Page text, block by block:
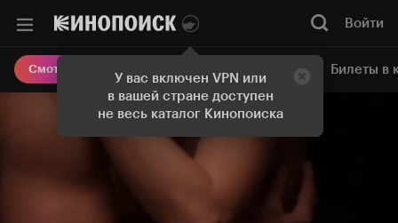
У вас включен VPN или
в вашей стране доступен
не весь каталог Кинопоиска
Войти
Смотреть кино Онлайн-кинотеатр Билеты в